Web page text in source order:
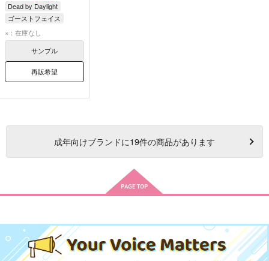
Dead by Daylight
ゴーストフェイス
ドクター
フェン・ミン
×：在庫なし
サンプル
再販希望
成年向けブランドに19件の商品があります